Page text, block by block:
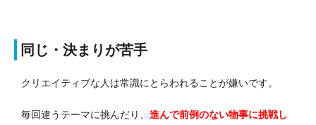
同じ・決まりが苦手
クリエイティブな人は常識にとらわれることが嫌いです。
毎回違うテーマに挑んだり、 進んで前例のない物事に挑戦し